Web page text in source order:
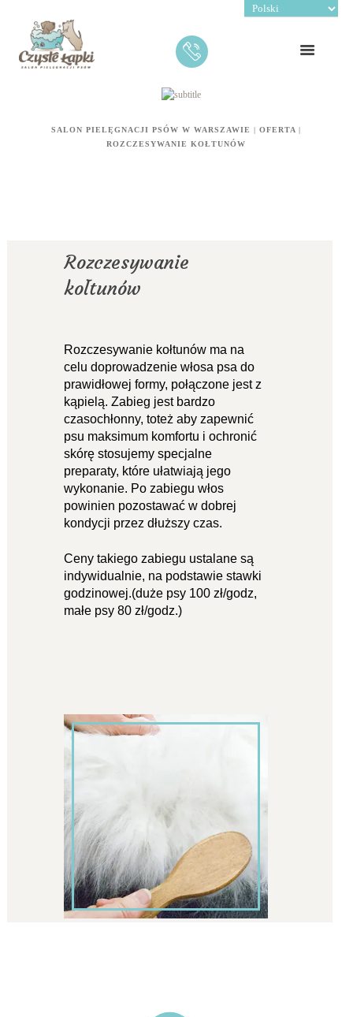
SALON PIELĘGNACJI PSÓW W WARSZAWIE |OFERTA |
ROZCZESYWANIE KOŁTUNÓW
Rozczesywanie
kołtunów
Rozczesywanie kołtunów ma na
celu doprowadzenie włosa psa do
prawidłowej formy, połączone jest z
kąpielą. Zabieg jest bardzo
czasochłonny, toteż aby zapewnić
psu maksimum komfortu i ochronić
skórę stosujemy specjalne
preparaty, które ułatwiają jego
wykonanie. Po zabiegu włos
powinien pozostawać w dobrej
kondycji przez dłuższy czas.
Ceny takiego zabiegu ustalane są
indywidualnie, na podstawie stawki
godzinowej.(duże psy 100 zł/godz,
małe psy 80 zł/godz.)